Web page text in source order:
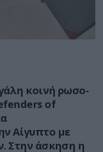
κοινή ρωσο-
of
Αίγυπτο με
Στην άσκηση η